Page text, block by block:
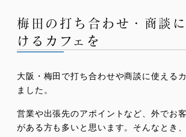
梅田の打ち合わせ・商談
けるカフェを
大阪・梅田で打ち合わせや商談に使える
ました。
営業や出張先のアポイントなど、外でお
がある方も多いと思います。そんなとき